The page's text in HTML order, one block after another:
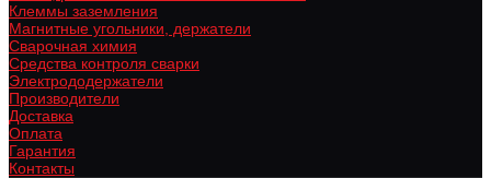
Клеммы заземления
Магнитные угольники, держатели
Сварочная химия
Средства контроля сварки
Электрододержатели
Производители
Доставка
Оплата
Гарантия
Контакты